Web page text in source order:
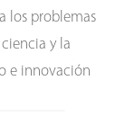
los problemas
y la
e innovación